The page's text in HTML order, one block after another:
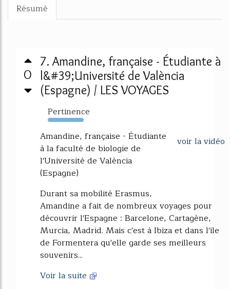
Résumé
0
7. Amandine, française - Étudiante à
l&#39;Université de València
(Espagne) / LES VOYAGES
Pertinence
614%
voir la vidéo
Amandine, française - Étudiante
à la faculté de biologie de
l'Université de València
(Espagne)
Durant sa mobilité Erasmus,
Amandine a fait de nombreux voyages pour
découvrir l'Espagne : Barcelone, Cartagène,
Murcia, Madrid. Mais c'est à Ibiza et dans l'ile
de Formentera qu'elle garde ses meilleurs
souvenirs...
Voir la suite